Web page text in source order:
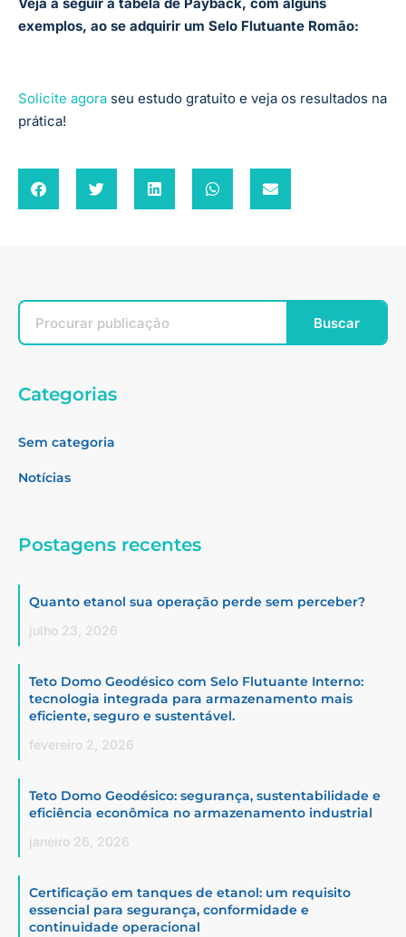
exemplos, ao se adquirir um Selo Flutuante Romão:
Solicite agora seu estudo gratuito e veja os resultados na
prática!
Buscar
Categorias
Sem categoria
Notícias
Postagens recentes
Quanto etanol sua operação perde sem perceber?
julho 23, 2026
Teto Domo Geodésico com Selo Flutuante Interno:
tecnologia integrada para armazenamento mais
eficiente, seguro e sustentável.
fevereiro 2, 2026
Teto Domo Geodésico: segurança, sustentabilidade e
eficiência econômica no armazenamento industrial
janeiro 26, 2026
Certificação em tanques de etanol: um requisito
essencial para segurança, conformidade e
continuidade operacional